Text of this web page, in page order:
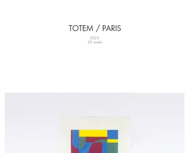
TOTEM / PARIS
2022
20 works